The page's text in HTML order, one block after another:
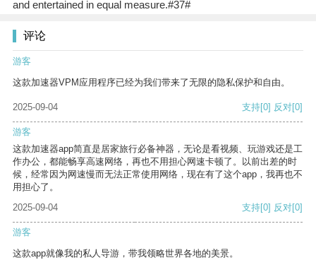
and entertained in equal measure.#37#
评论
游客
这款加速器VPM应用程序已经为我们带来了无限的隐私保护和自由。
2025-09-04 支持[0] 反对[0]
游客
这款加速器app简直是居家旅行必备神器，无论是看视频、玩游戏还是工
作办公，都能畅享高速网络，再也不用担心网速卡顿了。以前出差的时
候，经常因为网速慢而无法正常使用网络，现在有了这个app，我再也不
用担心了。
2025-09-04
支持[0] 反对[0]
游客
这款app就像我的私人导游，带我领略世界各地的美景。